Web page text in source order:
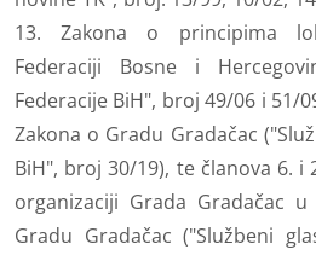
13. Zakona o principima
Federaciji Bosne i
Federacije BiH", broj 49/06 i 51/
Zakona o Gradu Gradačac
BiH", broj 30/19), te članova 6.
organizaciji Grada Gradačac
Gradu Gradačac ("Službeni